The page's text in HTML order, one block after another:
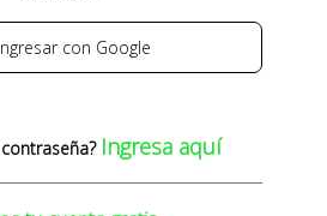
con Google
Ingresa aquí